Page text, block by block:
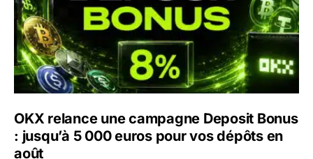
OKX relance une campagne Deposit Bonus
: jusqu’à 5 000 euros pour vos dépôts en
août